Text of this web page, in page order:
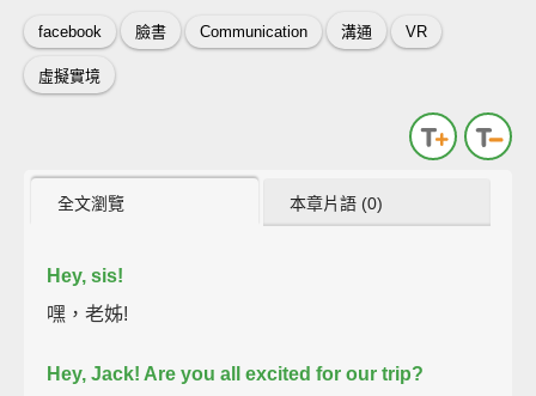
facebook 臉書 Communication 溝通 VR
虛擬實境
全文瀏覽 本章片語 (0)
Hey, sis!
嘿，老姊!
Hey, Jack! Are you all excited for our trip?